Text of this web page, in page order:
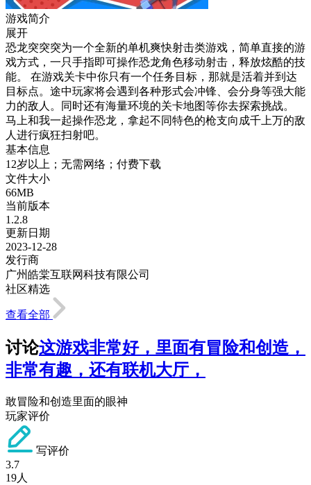
游戏简介
展开
恐龙突突突为一个全新的单机爽快射击类游戏，简单直接的游
戏方式，一只手指即可操作恐龙角色移动射击，释放炫酷的技
能。 在游戏关卡中你只有一个任务目标，那就是活着并到达
目标点。途中玩家将会遇到各种形式会冲锋、会分身等强大能
力的敌人。同时还有海量环境的关卡地图等你去探索挑战。
马上和我一起操作恐龙，拿起不同特色的枪支向成千上万的敌
人进行疯狂扫射吧。
基本信息
12岁以上；无需网络；付费下载
文件大小
66MB
当前版本
1.2.8
更新日期
2023-12-28
发行商
广州皓棠互联网科技有限公司
社区精选
查看全部
讨论这游戏非常好，里面有冒险和创造，
非常有趣，还有联机大厅，
敢冒险和创造里面的眼神
玩家评价
写评价
3.7
19人